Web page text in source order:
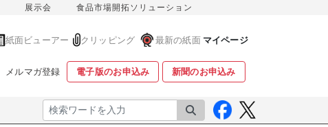
展示会 食品市場開拓ソリューション
紙面ビューアー クリッピング 最新の紙面 マイページ
メルマガ登録 電子版のお申込み 新聞のお申込み
検索